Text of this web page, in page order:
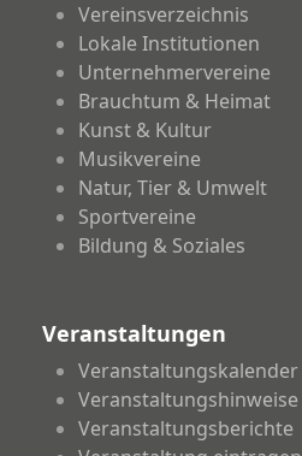
Vereinsverzeichnis
Lokale Institutionen
Unternehmervereine
Brauchtum & Heimat
Kunst & Kultur
Musikvereine
Natur, Tier & Umwelt
Sportvereine
Bildung & Soziales
Veranstaltungen
Veranstaltungskalender
Veranstaltungshinweise
Veranstaltungsberichte